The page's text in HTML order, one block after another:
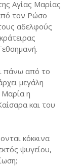
Αγίας Μαρίας
τον Ρώσο
αδελφούς
πάνω από το
μεγάλη
Μαρία η
και του
κόκκινα
ψυγείου,